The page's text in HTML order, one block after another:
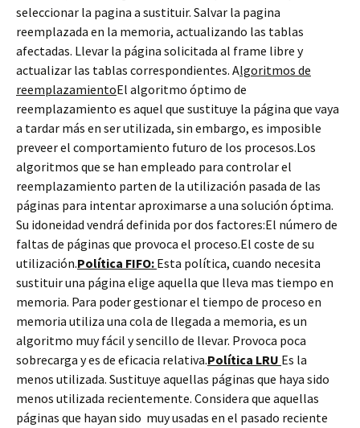
seleccionar la pagina a sustituir. Salvar la pagina
reemplazada en la memoria, actualizando las tablas
afectadas. Llevar la página solicitada al frame libre y
actualizar las tablas correspondientes. Algoritmos de
reemplazamientoEl algoritmo óptimo de
reemplazamiento es aquel que sustituye la página que vaya
a tardar más en ser utilizada, sin embargo, es imposible
preveer el comportamiento futuro de los procesos.Los
algoritmos que se han empleado para controlar el
reemplazamiento parten de la utilización pasada de las
páginas para intentar aproximarse a una solución óptima.
Su idoneidad vendrá definida por dos factores:El número de
faltas de páginas que provoca el proceso.El coste de su
utilización.Política FIFO: Esta política, cuando necesita
sustituir una página elige aquella que lleva mas tiempo en
memoria. Para poder gestionar el tiempo de proceso en
memoria utiliza una cola de llegada a memoria, es un
algoritmo muy fácil y sencillo de llevar. Provoca poca
sobrecarga y es de eficacia relativa.Política LRU Es la
menos utilizada. Sustituye aquellas páginas que haya sido
menos utilizada recientemente. Considera que aquellas
páginas que hayan sido muy usadas en el pasado reciente